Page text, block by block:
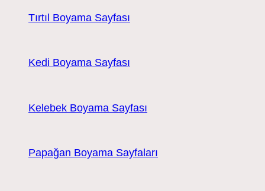
Tırtıl Boyama Sayfası
Kedi Boyama Sayfası
Kelebek Boyama Sayfası
Papağan Boyama Sayfaları